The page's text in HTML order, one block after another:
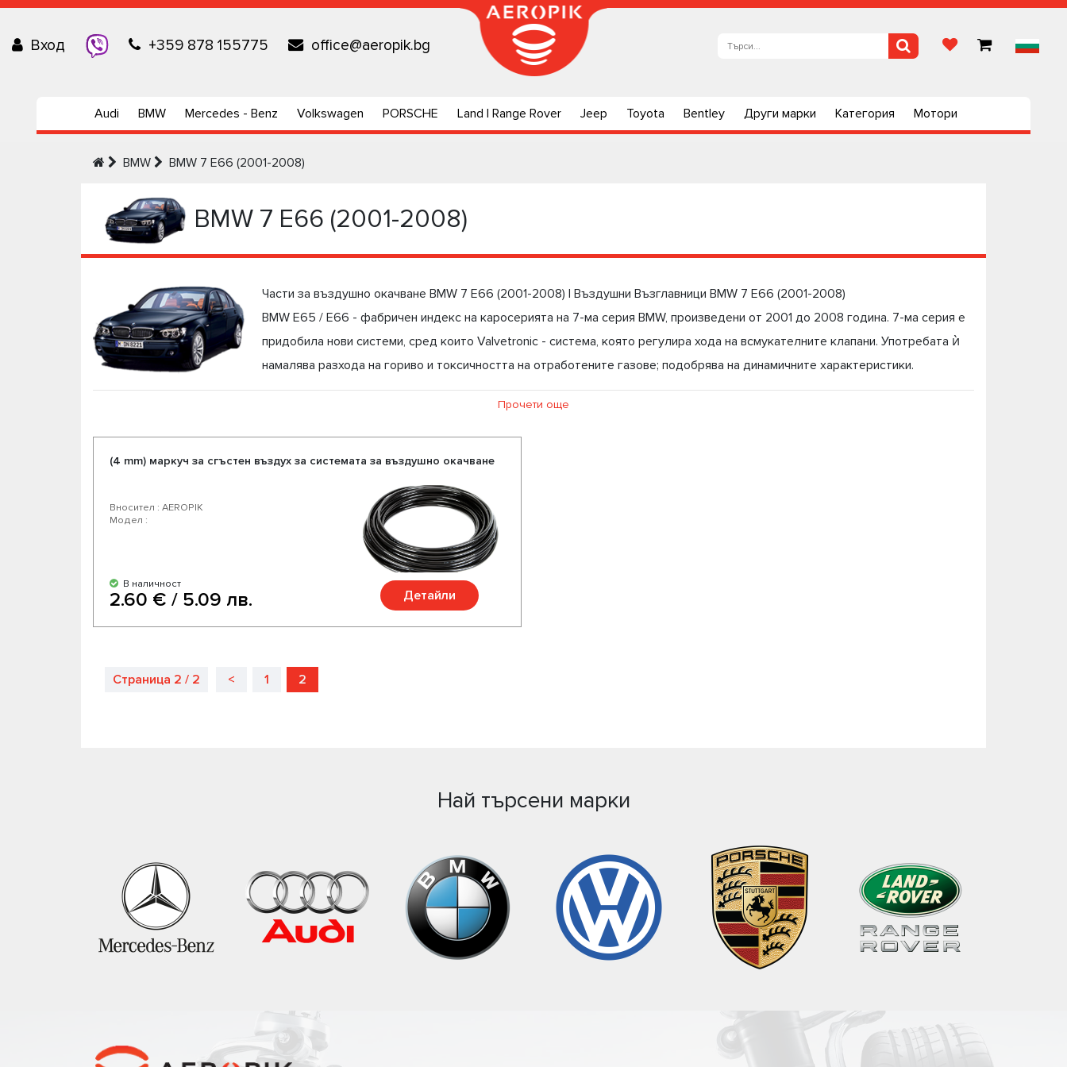
Вход +359 878 155775 office@aeropik.bg
Audi BMW Mercedes - Benz Volkswagen PORSCHE Land | Range Rover Jeep Toyota Bentley Други марки Категория Мотори
BMW BMW 7 Е66 (2001-2008)
BMW 7 Е66 (2001-2008)
Части за въздушно окачване BMW 7 Е66 (2001-2008) | Въздушни Възглавници BMW 7 Е66 (2001-2008)
BMW E65 / E66 - фабричен индекс на каросерията на 7-ма серия BMW, произведени от 2001 до 2008 година. 7-ма серия е
придобила нови системи, сред които Valvetronic - система, която регулира хода на всмукателните клапани. Употребата ѝ
намалява разхода на гориво и токсичността на отработените газове; подобрява на динамичните характеристики.
Като официален дистрибутор на части за въздушно окачване, ние предлагаме въздушни възглавници, компресори, амортисьори за БМВ 7 Е66 на
конкуретни цени и възможност за експресна доставка. Избирайки нас Вие избирате качествени части за Вашия БМВ 7 Е66 от доверени немски и
американски производители. Насладете се на отлично съотношение цена-качество, богат асортимент и разнообразие от над 200 продукта за Вашият
автомобил.
Прочети още
(4 mm) маркуч за сгъстен въздух за системата за въздушно окачване
Вносител : AEROPIK
Модел :
В наличност
2.60 € / 5.09 лв. Детайли
Страница 2 / 2 < 1 2
Най търсени марки